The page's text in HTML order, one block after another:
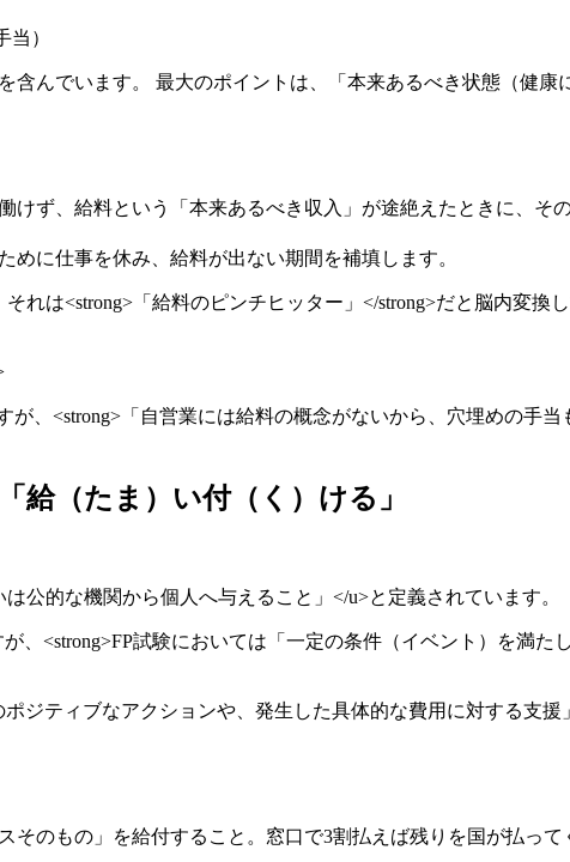
）
んでいます。 最大のポイントは、「本来あるべき状態（健康
けず、給料という「本来あるべき収入」が途絶えたときに、そ
めに仕事を休み、給料が出ない期間を補填します。
れは<strong>「給料のピンチヒッター」</strong>だと脳内変換
、<strong>「自営業には給料の概念がないから、穴埋めの手当
給（たま）い付（く）ける」
公的な機関から個人へ与えること」</u>と定義されています。
<strong>FP試験においては「一定の条件（イベント）を満た
ジティブなアクションや、発生した具体的な費用に対する支援
そのもの」を給付すること。窓口で3割払えば残りを国が払っ